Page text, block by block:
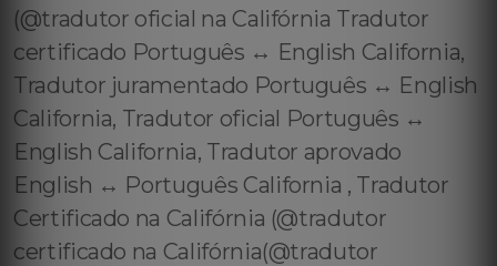
(@tradutor oficial na Califórnia Tradutor
certificado Português ↔️ English California,
Tradutor juramentado Português ↔️ English
California, Tradutor oficial Português ↔️
English California, Tradutor aprovado
English ↔️ Português California , Tradutor
Certificado na Califórnia (@tradutor
certificado na Califórnia(@tradutor